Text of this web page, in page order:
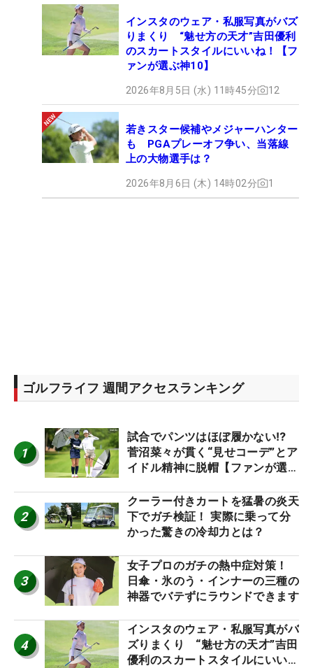
インスタのウェア・私服写真がバズ
りまくり “魅せ方の天才”吉田優利
のスカートスタイルにいいね！【フ
ァンが選ぶ神10】
2026年8月5日 (水) 11時45分 12
若きスター候補やメジャーハンター
も PGAプレーオフ争い、当落線
上の大物選手は？
2026年8月6日 (木) 14時02分 1
ゴルフライフ 週間アクセスランキング
1
試合でパンツはほぼ履かない⁉
菅沼菜々が貫く“見せコーデ”とア
イドル精神に脱帽【ファンが選ぶ
2
クーラー付きカートを猛暑の炎天
下でガチ検証！ 実際に乗って分
かった驚きの冷却力とは？
3
女子プロのガチの熱中症対策！
日傘・氷のう・インナーの三種の
神器でバテずにラウンドできます
4
インスタのウェア・私服写真がバ
ズりまくり “魅せ方の天才”吉田
優利のスカートスタイルにいい